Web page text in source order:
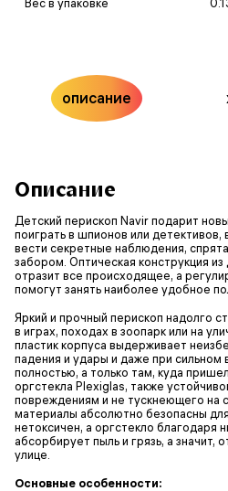
описание
Описание
Детский перископ Navir подарит
поиграть в шпионов или
вести секретные наблюдения,
забором. Оптическая конструкция из
отразит все происходящее, а
помогут занять наиболее удобное
Яркий и прочный перископ надолго
в играх, походах в зоопарк или на
пластик корпуса выдерживает
падения и удары и даже при сильном
полностью, а только там, куда
оргстекла Plexiglas, также
повреждениям и не тускнеющего на
материалы абсолютно безопасны
нетоксичен, а оргстекло благодаря
абсорбирует пыль и грязь, а значит,
улице.
Основные особенности: